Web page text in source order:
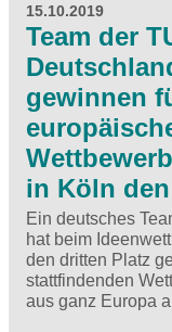
15.10.2019
Team der
gewinnen
in Köln
Ein deutsches
hat beim
den dritten Platz
stattfindenden
aus ganz Europa